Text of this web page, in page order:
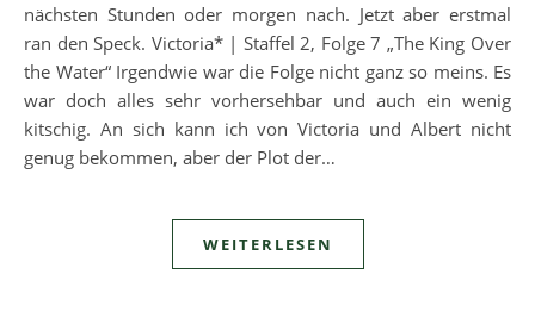
nächsten Stunden oder morgen nach. Jetzt aber erstmal
ran den Speck. Victoria* | Staffel 2, Folge 7 „The King Over
the Water“ Irgendwie war die Folge nicht ganz so meins. Es
war doch alles sehr vorhersehbar und auch ein wenig
kitschig. An sich kann ich von Victoria und Albert nicht
genug bekommen, aber der Plot der…
WEITERLESEN